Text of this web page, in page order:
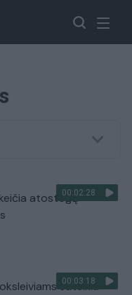
00:02:28
atostogų
00:03:18
suteikia